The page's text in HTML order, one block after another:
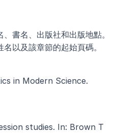
書名、出版社和出版地點。
以及該章節的起始頁碼。
in Modern Science.
studies. In: Brown T